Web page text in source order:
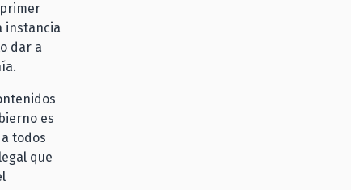
instancia
dar a
es
todos
que